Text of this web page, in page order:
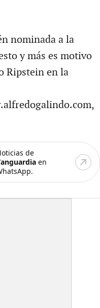
nominada a la
y más es motivo
Ripstein en la
de
en